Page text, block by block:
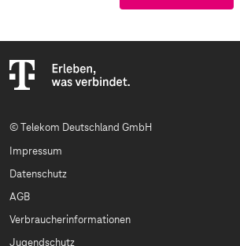
© Telekom Deutschland GmbH
Impressum
Datenschutz
AGB
Verbraucherinformationen
Jugendschutz